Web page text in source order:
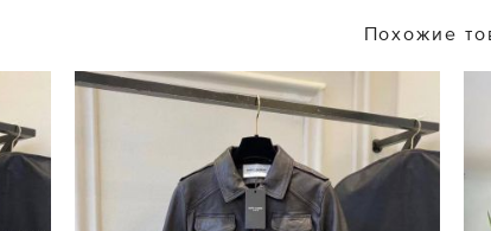
Похожие